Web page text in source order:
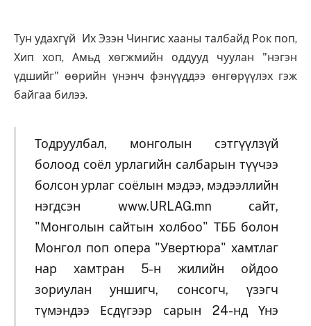
Тун удахгүй Их Эзэн Чингис хааны талбайд Рок поп,
Хип хоп, Амьд хөгжмийн оддууд чуулан "нэгэн
үдшийг" өөрийн үнэнч фэнүүддээ өнгөрүүлэх гэж
байгаа билээ.
Тодруулбал, монголын сэтгүүлзүй
болоод соёл урлагийн салбарын түүчээ
болсон урлаг соёлын мэдээ, мэдээллийн
нэгдсэн www.URLAG.mn сайт,
"Монголын сайтын холбоо" ТББ болон
Монгол поп опера "Увертюра" хамтлаг
нар хамтран 5-н жилийн ойдоо
зориулан уншигч, сонсогч, үзэгч
түмэндээ Есдүгээр сарын 24-нд Үнэ